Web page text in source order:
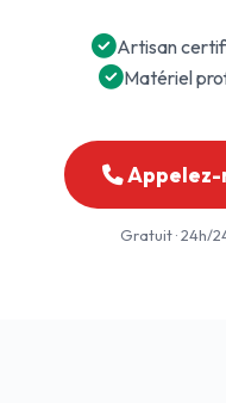
Artisan
Matériel
Appelez-
Gratuit · 24h/